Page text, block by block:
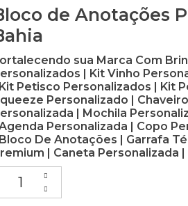
de Anotações
sua Marca Com
| Kit Vinho
Petisco Personalizados | Kit
Personalizado |
| Mochila
Personalizada | Copo
De Anotações | Garrafa
| Caneta Personalizada